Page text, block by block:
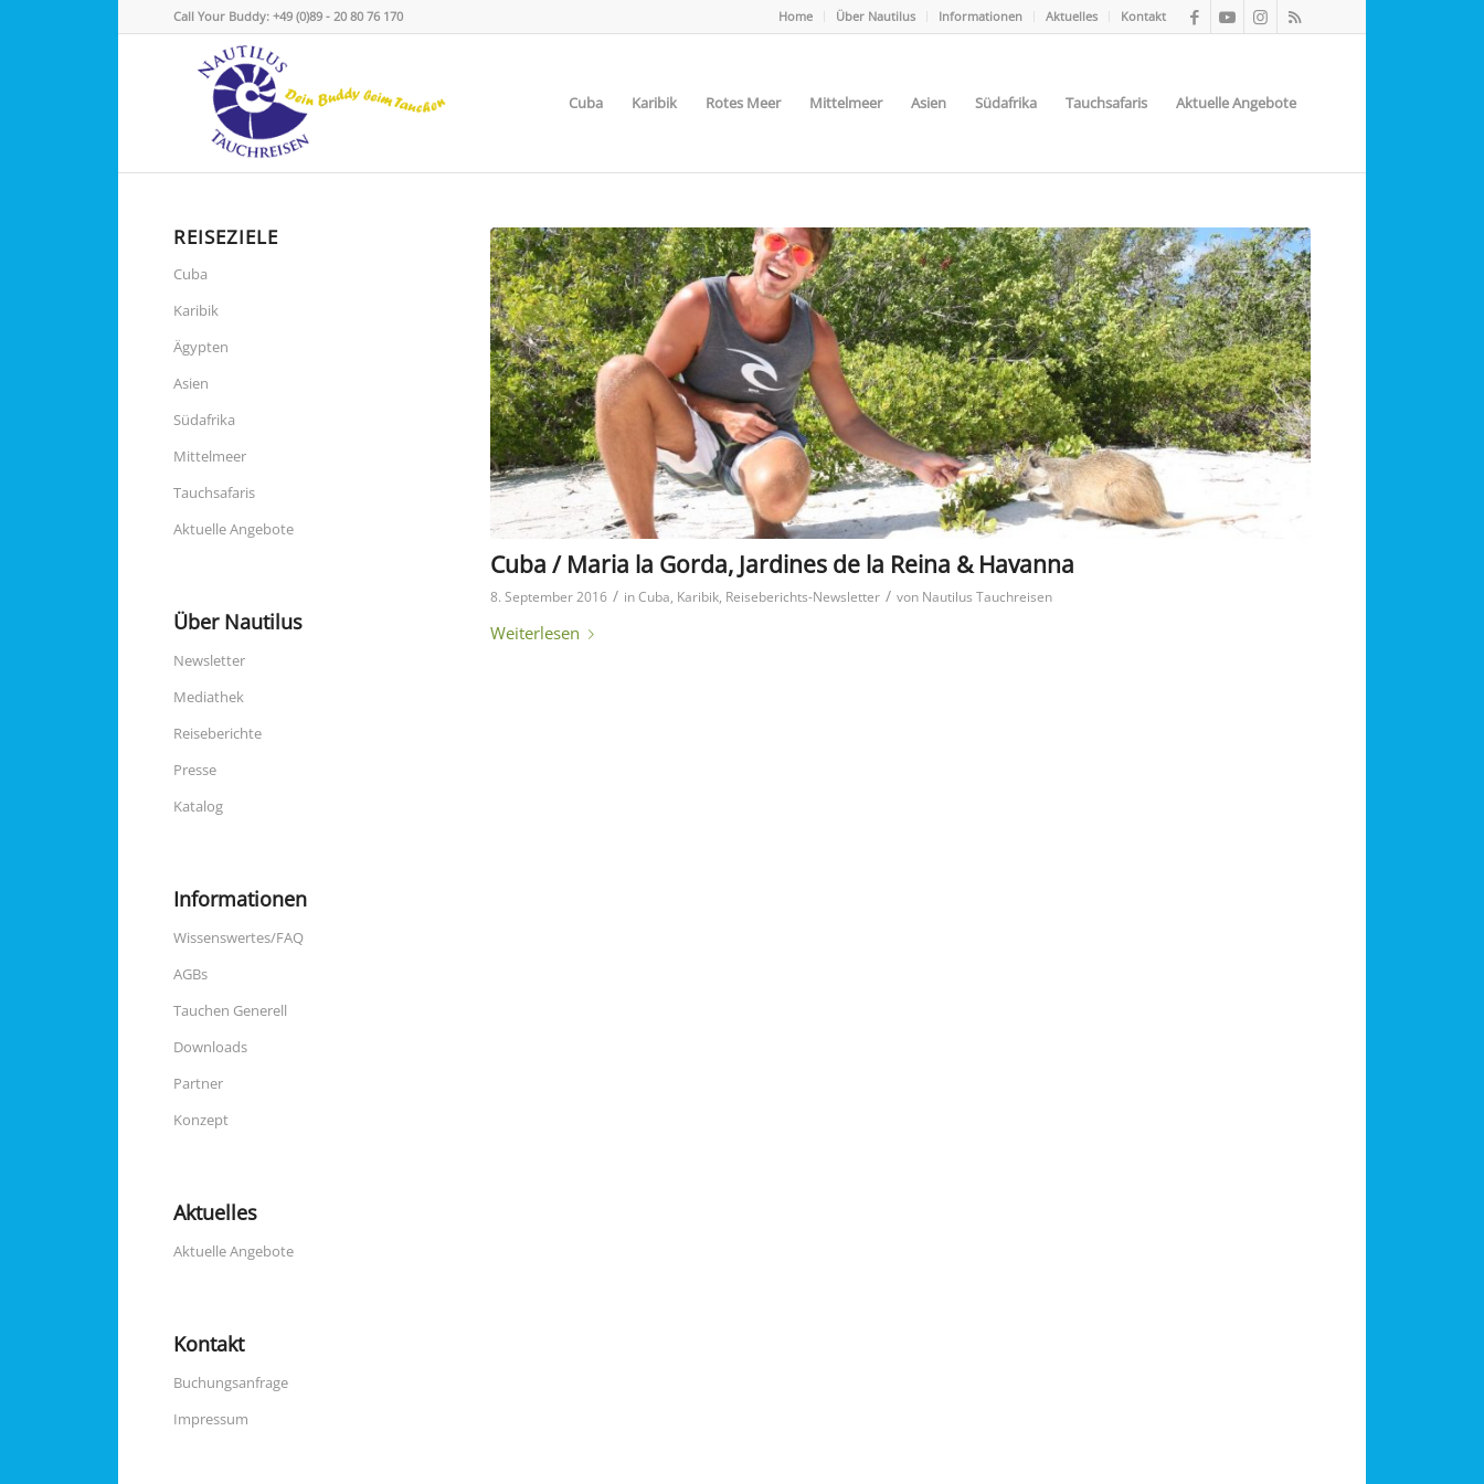
Home Über Nautilus Informationen Aktuelles Kontakt
Call Your Buddy: +49 (0)89 - 20 80 76 170
Cuba Karibik Rotes Meer Mittelmeer Asien Südafrika Tauchsafaris Aktuelle Angebote
Cuba / Maria la Gorda, Jardines de la Reina & Havanna
8. September 2016 / inCuba, Karibik, Reiseberichts-Newsletter / von Nautilus Tauchreisen
Weiterlesen
REISEZIELE
Cuba
Karibik
Ägypten
Asien
Südafrika
Mittelmeer
Tauchsafaris
Aktuelle Angebote
Über Nautilus
Newsletter
Mediathek
Reiseberichte
Presse
Katalog
Informationen
Wissenswertes/FAQ
AGBs
Tauchen Generell
Downloads
Partner
Konzept
Aktuelles
Aktuelle Angebote
Kontakt
Buchungsanfrage
Impressum